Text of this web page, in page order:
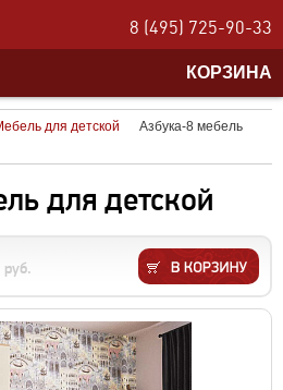
8 (495) 725-90-33
КОРЗИНА
для детской
Азбука-8 мебель
для детской
руб.